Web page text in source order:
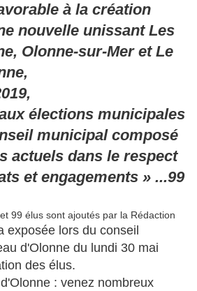
à la création
nouvelle unissant Les
Olonne-sur-Mer et Le
élections municipales
municipal composé
actuels dans le respect
et engagements » ...99
99 élus sont ajoutés par la Rédaction
exposée lors du conseil
d'Olonne du lundi 30 mai
des élus.
: venez nombreux